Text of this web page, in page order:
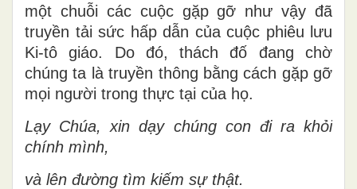
một chuỗi các cuộc gặp gỡ như vậy đã
truyền tải sức hấp dẫn của cuộc phiêu lưu
Ki-tô giáo. Do đó, thách đố đang chờ
chúng ta là truyền thông bằng cách gặp gỡ
mọi người trong thực tại của họ.
Lạy Chúa, xin dạy chúng con đi ra khỏi
chính mình,
và lên đường tìm kiếm sự thật.